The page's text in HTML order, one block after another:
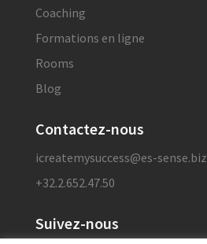
Coaching
Formations en ligne
Rooms
Blog
Contactez-nous
icreatemysuccess@es-sense.biz
+32.2.652.47.50
Suivez-nous